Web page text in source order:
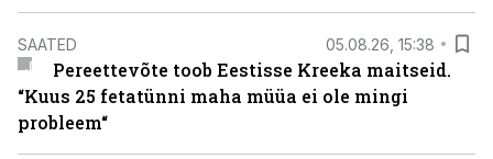
SAATED 05.08.26, 15:38
Pereettevõte toob Eestisse Kreeka maitseid.
“Kuus 25 fetatünni maha müüa ei ole mingi
probleem“